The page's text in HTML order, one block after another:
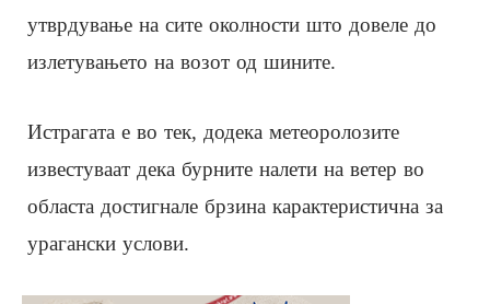
утврдување на сите околности што довеле до
излетувањето на возот од шините.
Истрагата е во тек, додека метеоролозите
известуваат дека бурните налети на ветер во
областа достигнале брзина карактеристична за
урагански услови.